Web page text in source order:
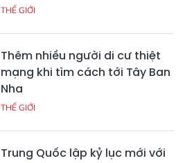
THẾ GIỚI
Thêm nhiều người di cư thiệt
mạng khi tìm cách tới Tây Ban
Nha
THẾ GIỚI
Trung Quốc lập kỷ lục mới với